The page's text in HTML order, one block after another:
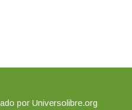
por Universolibre.org